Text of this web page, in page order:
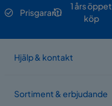
Prisgaranti
1 års öppet
köp
Hjälp & kontakt
Sortiment & erbjudande